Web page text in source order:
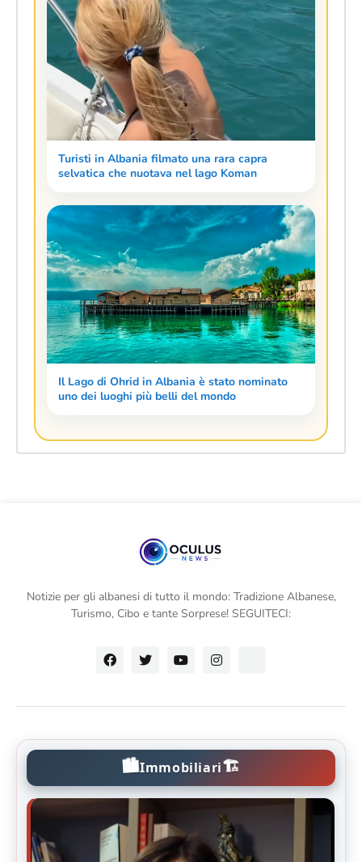
Turisti in Albania filmato una rara capra
selvatica che nuotava nel lago Koman
Il Lago di Ohrid in Albania è stato nominato
uno dei luoghi più belli del mondo
Notizie per gli albanesi di tutto il mondo: Tradizione Albanese,
Turismo, Cibo e tante Sorprese! SEGUITECI:
🏙️Immobiliari🏗️